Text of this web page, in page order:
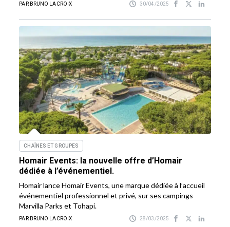
PAR BRUNO LACROIX 30/04/2025
CHAÎNES ET GROUPES
Homair Events: la nouvelle offre d’Homair
dédiée à l’événementiel.
Homair lance Homair Events, une marque dédiée à l’accueil
événementiel professionnel et privé, sur ses campings
Marvilla Parks et Tohapi.
PAR BRUNO LACROIX 28/03/2025